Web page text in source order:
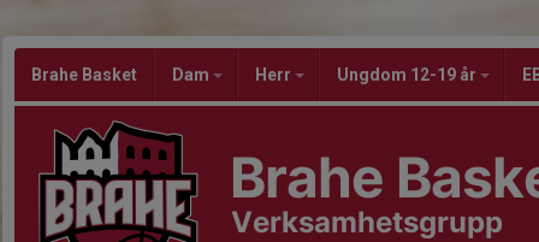
Brahe Basket Dam Herr Ungdom 12-19 år
Brahe
Verksamhetsgrupp